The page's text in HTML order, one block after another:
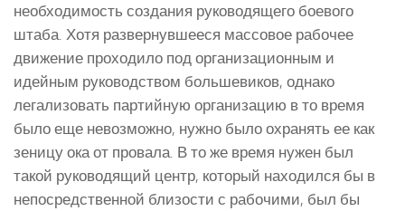
необходимость создания руководящего боевого
штаба. Хотя развернувшееся массовое рабочее
движение проходило под организационным и
идейным руководством большевиков, однако
легализовать партийную организацию в то время
было еще невозможно, нужно было охранять ее как
зеницу ока от провала. В то же время нужен был
такой руководящий центр, который находился бы в
непосредственной близости с рабочими, был бы